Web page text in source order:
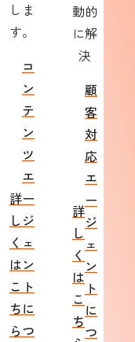
しま
す。
詳
し
く
は
こ
ち
ら
コ
ン
テ
ン
ツ
エ
ー
ジ
ェ
ン
ト
に
つ
動的
に解
決
詳
し
く
は
こ
ち
顧
客
対
応
エ
ー
ジ
ェ
ン
ト
に
つ